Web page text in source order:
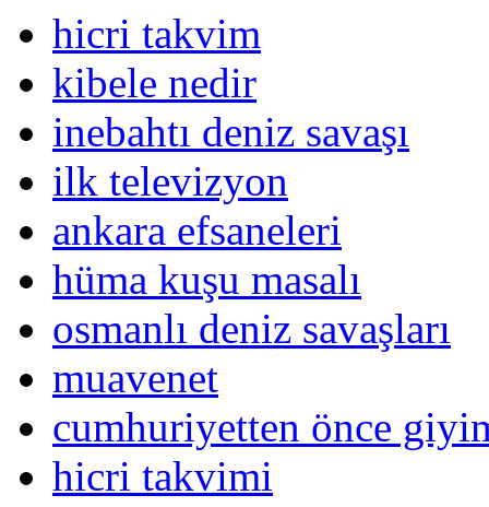
hicri takvim
kibele nedir
inebahtı deniz savaşı
ilk televizyon
ankara efsaneleri
hüma kuşu masalı
osmanlı deniz savaşları
muavenet
cumhuriyetten önce
hicri takvimi